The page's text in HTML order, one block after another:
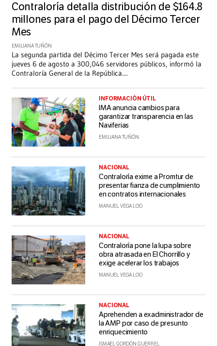
Contraloría detalla distribución de $164.8
millones para el pago del Décimo Tercer
Mes
EMILIANA TUÑÓN
La segunda partida del Décimo Tercer Mes será pagada este
jueves 6 de agosto a 300,046 servidores públicos, informó la
Contraloría General de la República....
INFORMACIÓN ÚTIL
IMA anuncia cambios para
garantizar transparencia en las
Naviferias
EMILIANA TUÑÓN
NACIONAL
Contraloría exime a Promtur de
presentar fianza de cumplimiento
en contratos internacionales
MANUEL VEGA LOO
NACIONAL
Contraloría pone la lupa sobre
obra atrasada en El Chorrillo y
exige acelerar los trabajos
MANUEL VEGA LOO
NACIONAL
Aprehenden a exadministrador de
la AMP por caso de presunto
enriquecimiento
ISMAEL GORDÓN GUERREL